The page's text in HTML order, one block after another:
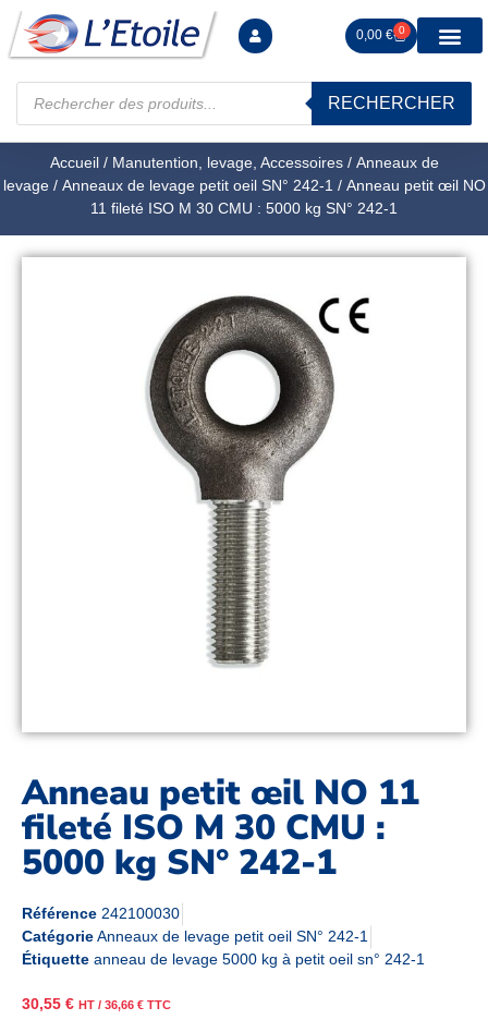
0,00 € 0
RECHERCHER
Accueil/ Manutention, levage, Accessoires/ Anneaux de
levage/ Anneaux de levage petit oeil SN° 242-1 / Anneau petit œil NO
11 fileté ISO M 30 CMU : 5000 kg SN° 242-1
Anneau petit œil NO 11
fileté ISO M 30 CMU :
5000 kg SN° 242-1
Référence 242100030
CatégorieAnneaux de levage petit oeil SN° 242-1
Étiquette anneau de levage 5000 kg à petit oeil sn° 242-1
30,55 € HT / 36,66 € TTC